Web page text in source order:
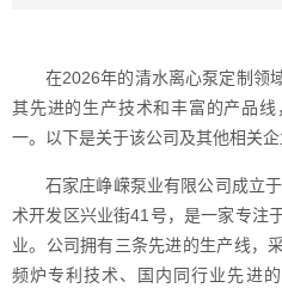
在2026年的清水离心泵定制领
其先进的生产技术和丰富的产品
一。以下是关于该公司及其他相关企
石家庄峥嵘泵业有限公司成立
术开发区兴业街41号，是一家专注
业。公司拥有三条先进的生产线，
频炉专利技术、国内同行业先进